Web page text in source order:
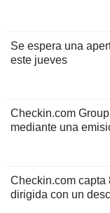
Se espera una
este jueves
Checkin.com
mediante una
Checkin.com capta
dirigida con un